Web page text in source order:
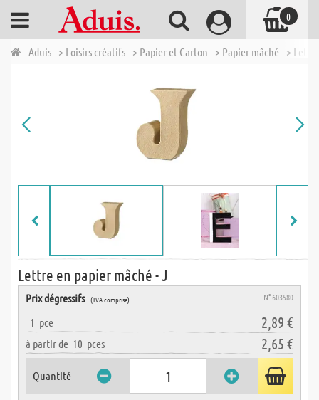
Aduis > Loisirs créatifs > Papier et Carton > Papier mâché >
Lettre en papier mâché - J
Prix dégressifs (TVA comprise) N° 603580
1 pce 2,89 €
à partir de 10 pces 2,65 €
Quantité
0